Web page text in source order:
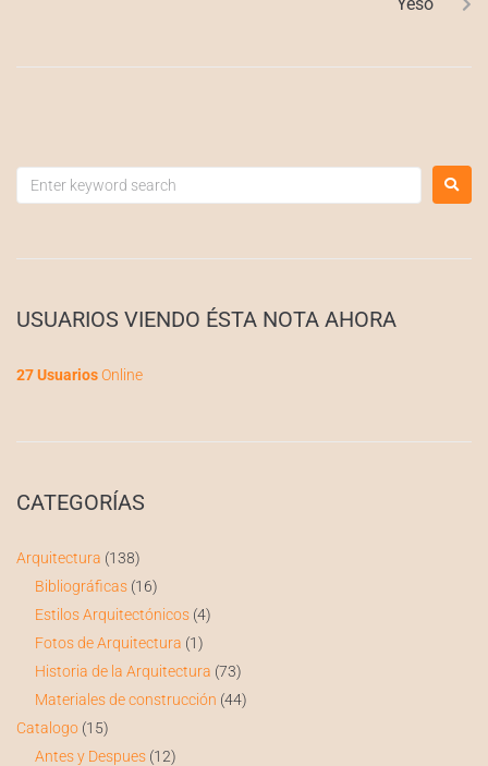
USUARIOS VIENDO ÉSTA NOTA AHORA
27 UsuariosOnline
CATEGORÍAS
Arquitectura (138)
Bibliográficas(16)
Estilos Arquitectónicos(4)
Fotos de Arquitectura (1)
Historia de la Arquitectura (73)
Materiales de construcción (44)
Catalogo (15)
Antes y Despues(12)